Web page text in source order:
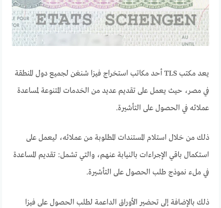
يعد مكتب TLS أحد مكاتب استخراج فيزا شنغن لجميع دول المنطقة
في مصر، حيث يعمل على تقديم عديد من الخدمات المتنوعة لمساعدة
عملائه في الحصول على التأشيرة.
ذلك من خلال استلام المستندات المطلوبة من عملائه، ليعمل على
استكمال باقي الإجراءات بالنيابة عنهم، والتي تشمل: تقديم المساعدة
في ملء نموذج طلب الحصول على التأشيرة.
ذلك بالإضافة إلى تحضير الأوراق الداعمة لطلب الحصول على فيزا